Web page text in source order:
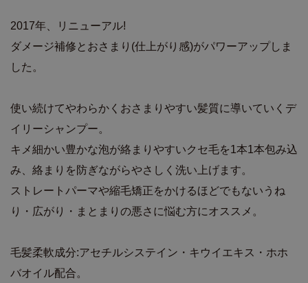
2017年、リニューアル!
ダメージ補修とおさまり(仕上がり感)がパワーアップしま
した。
使い続けてやわらかくおさまりやすい髪質に導いていくデ
イリーシャンプー。
キメ細かい豊かな泡が絡まりやすいクセ毛を1本1本包み込
み、絡まりを防ぎながらやさしく洗い上げます。
ストレートパーマや縮毛矯正をかけるほどでもないうね
り・広がり・まとまりの悪さに悩む方にオススメ。
毛髪柔軟成分:アセチルシステイン・キウイエキス・ホホ
バオイル配合。